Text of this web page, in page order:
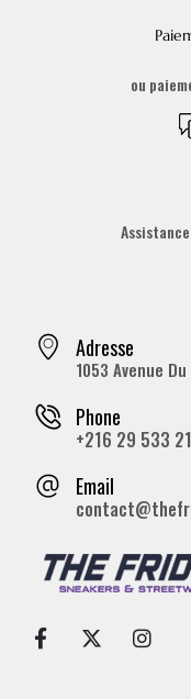
ou
Adresse
1053 Avenue
Phone
+216 29 533
Email